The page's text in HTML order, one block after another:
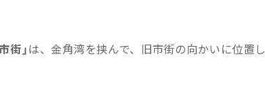
街」 は、金角湾を挟んで、旧市街の向かいに位置し